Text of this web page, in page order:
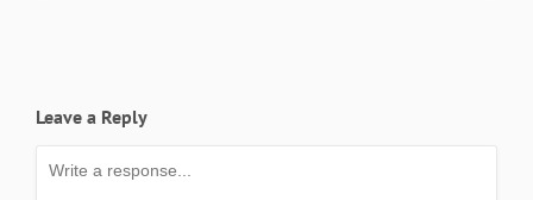
Leave a Reply